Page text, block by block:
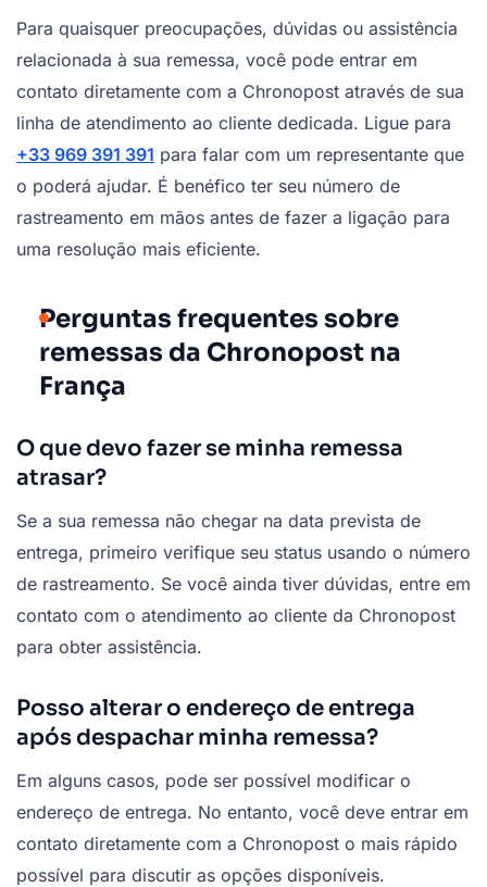
Para quaisquer preocupações, dúvidas ou assistência
relacionada à sua remessa, você pode entrar em
contato diretamente com a Chronopost através de sua
linha de atendimento ao cliente dedicada. Ligue para
+33 969 391 391 para falar com um representante que
o poderá ajudar. É benéfico ter seu número de
rastreamento em mãos antes de fazer a ligação para
uma resolução mais eficiente.
Perguntas frequentes sobre
remessas da Chronopost na
França
O que devo fazer se minha remessa
atrasar?
Se a sua remessa não chegar na data prevista de
entrega, primeiro verifique seu status usando o número
de rastreamento. Se você ainda tiver dúvidas, entre em
contato com o atendimento ao cliente da Chronopost
para obter assistência.
Posso alterar o endereço de entrega
após despachar minha remessa?
Em alguns casos, pode ser possível modificar o
endereço de entrega. No entanto, você deve entrar em
contato diretamente com a Chronopost o mais rápido
possível para discutir as opções disponíveis.